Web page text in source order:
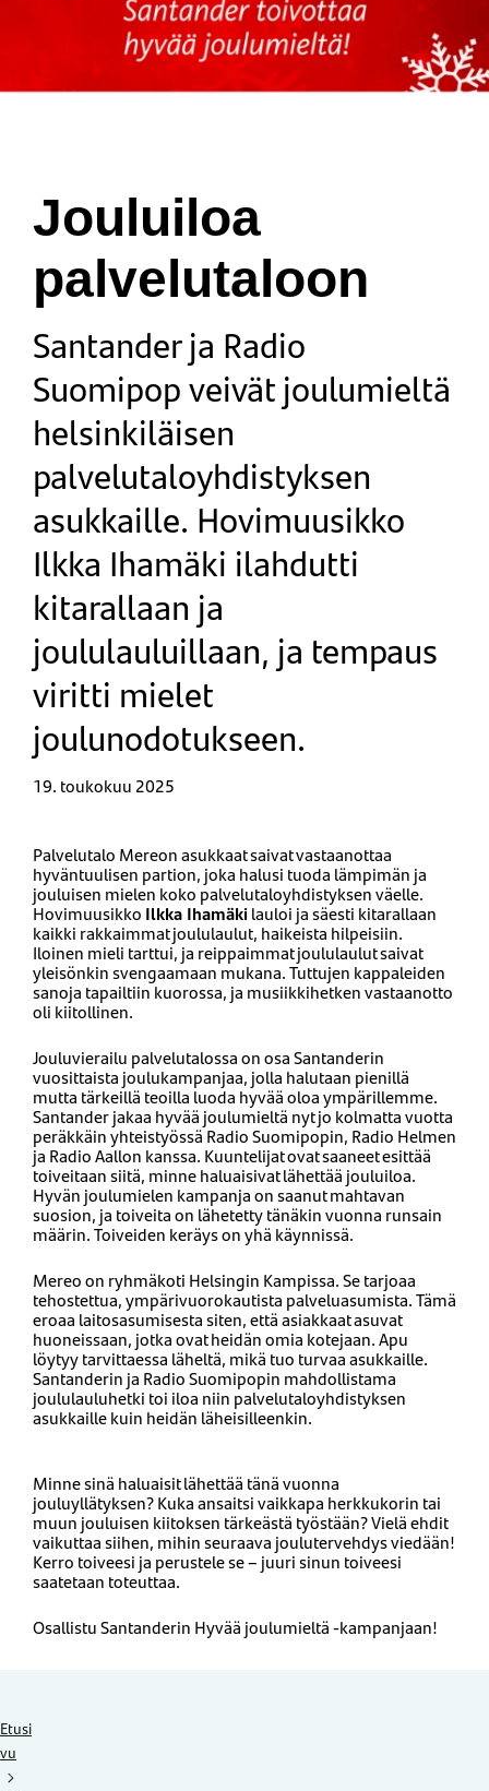
Jouluiloa
palvelutaloon
Santander ja Radio
Suomipop veivät joulumieltä
helsinkiläisen
palvelutaloyhdistyksen
asukkaille. Hovimuusikko
Ilkka Ihamäki ilahdutti
kitarallaan ja
joululauluillaan, ja tempaus
viritti mielet
joulunodotukseen.
19. toukokuu 2025
​Palvelutalo Mereon asukkaat saivat vastaanottaa
hyväntuulisen partion, joka halusi tuoda lämpimän ja
jouluisen mielen koko palvelutaloyhdistyksen väelle.
Hovimuusikko Ilkka Ihamäki lauloi ja säesti kitarallaan
kaikki rakkaimmat joululaulut, haikeista hilpeisiin.
Iloinen mieli tarttui, ja reippaimmat joululaulut saivat
yleisönkin svengaamaan mukana. Tuttujen kappaleiden
sanoja tapailtiin kuorossa, ja musiikkihetken vastaanotto
oli kiitollinen.
Jouluvierailu palvelutalossa on osa Santanderin
vuosittaista joulukampanjaa, jolla halutaan pienillä
mutta tärkeillä teoilla luoda hyvää oloa ympärillemme.
Santander jakaa hyvää joulumieltä nyt jo kolmatta vuotta
peräkkäin yhteistyössä Radio Suomipopin, Radio Helmen
ja Radio Aallon kanssa. Kuuntelijat ovat saaneet esittää
toiveitaan siitä, minne haluaisivat lähettää jouluiloa.
Hyvän joulumielen kampanja on saanut mahtavan
suosion, ja toiveita on lähetetty tänäkin vuonna runsain
määrin. Toiveiden keräys on yhä käynnissä.
Mereo on ryhmäkoti Helsingin Kampissa. Se tarjoaa
tehostettua, ympärivuorokautista palveluasumista. Tämä
eroaa laitosasumisesta siten, että asiakkaat asuvat
huoneissaan, jotka ovat heidän omia kotejaan. Apu
löytyy tarvittaessa läheltä, mikä tuo turvaa asukkaille.
Santanderin ja Radio Suomipopin mahdollistama
joululauluhetki toi iloa niin palvelutaloyhdistyksen
asukkaille kuin heidän läheisilleenkin.
Minne sinä haluaisit lähettää tänä vuonna
jouluyllätyksen? Kuka ansaitsi vaikkapa herkkukorin tai
muun jouluisen kiitoksen tärkeästä työstään? Vielä ehdit
vaikuttaa siihen, mihin seuraava joulutervehdys viedään!
Kerro toiveesi ja perustele se – juuri sinun toiveesi
saatetaan toteuttaa.
Osallistu Santanderin Hyvää joulumieltä -kampanjaan!
Etusi
vu